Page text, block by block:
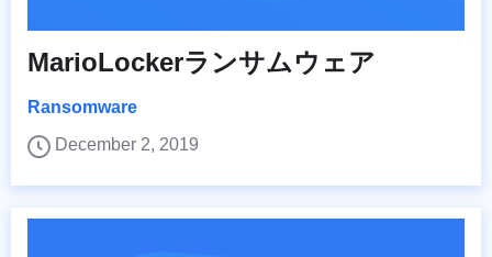
MarioLockerランサムウェア
Ransomware
December 2, 2019